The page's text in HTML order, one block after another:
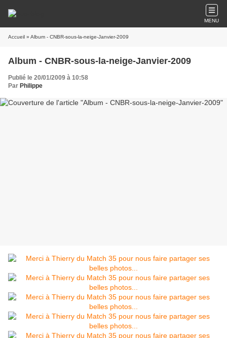
MENU
Accueil » Album - CNBR-sous-la-neige-Janvier-2009
Album - CNBR-sous-la-neige-Janvier-2009
Publié le 20/01/2009 à 10:58
Par Philippe